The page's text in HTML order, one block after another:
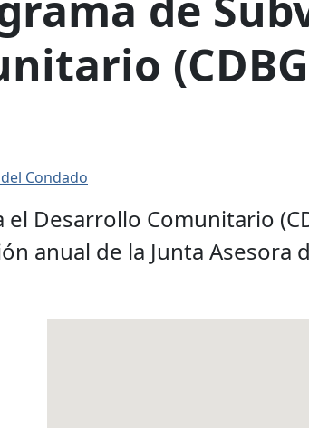
Condado
Desarrollo Comunitario
anual de la Junta